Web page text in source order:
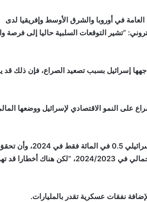
في أوروبا والشرق الأوسط وإفريقيا لدى
“تشير التوقعات السلبية حاليا إلى فرصة
إسرائيل بسبب تصعيد الصراع، فإن ذلك قد
على النمو الاقتصادي لإسرائيل ووضعها
ووفقا لريبنيكوف، تتوقع وكالة ستاندرد آند بورز نمو الاقتصاد الإسرائيلي 0.5 في المائة فقط في
الموازنة عجزا إجماليا يبلغ 10.5 في المائة من الناتج المحلي الإجمالي في 2024/2023، “لكن هناك